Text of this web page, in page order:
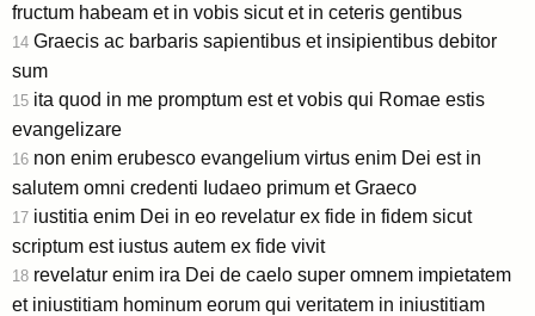
fructum habeam et in vobis sicut et in ceteris gentibus
14 Graecis ac barbaris sapientibus et insipientibus debitor
sum
15 ita quod in me promptum est et vobis qui Romae estis
evangelizare
16 non enim erubesco evangelium virtus enim Dei est in
salutem omni credenti Iudaeo primum et Graeco
17 iustitia enim Dei in eo revelatur ex fide in fidem sicut
scriptum est iustus autem ex fide vivit
18 revelatur enim ira Dei de caelo super omnem impietatem
et iniustitiam hominum eorum qui veritatem in iniustitiam